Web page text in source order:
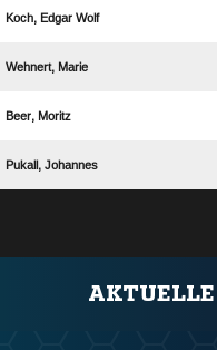
  
 
 
 